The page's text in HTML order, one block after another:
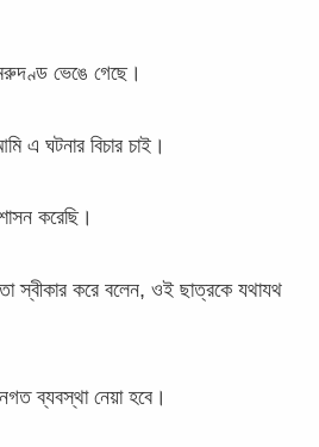
ভেঙে গেছে।
এ ঘটনার বিচার চাই।
করেছি।
স্বীকার করে বলেন, ওই ছাত্রকে যথাযথ
ব্যবস্থা নেয়া হবে।